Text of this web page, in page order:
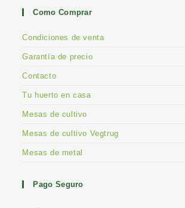
Como Comprar
Condiciones de venta
Garantía de precio
Contacto
Tu huerto en casa
Mesas de cultivo
Mesas de cultivo Vegtrug
Mesas de metal
Pago Seguro